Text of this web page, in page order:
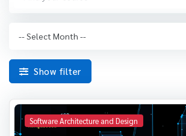
Show filter
Software Architecture and Design